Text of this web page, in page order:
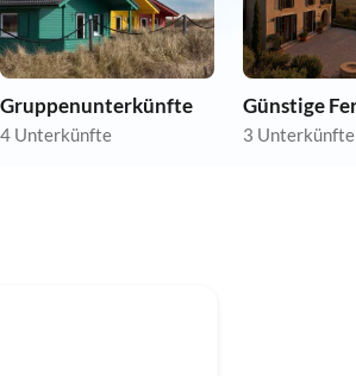
Gruppenunterkünfte
4 Unterkünfte 3 Unterkünfte